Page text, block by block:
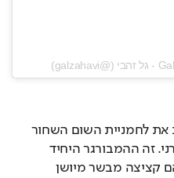
‎‏
"בחרתי ב-GDB. אני מאוד אוהב את לחמניית השום השחור
שלהם, את הצ'יפס השמן והבשרני. זה ההמבורגר היחיד
שאכלתי קר ונהניתי ממנו. יש להם קציצה מבשר מיושן